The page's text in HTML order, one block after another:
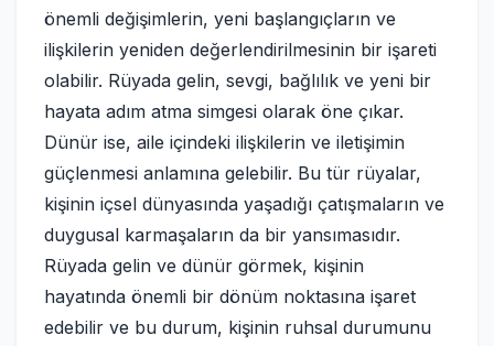
önemli değişimlerin, yeni başlangıçların ve
ilişkilerin yeniden değerlendirilmesinin bir işareti
olabilir. Rüyada gelin, sevgi, bağlılık ve yeni bir
hayata adım atma simgesi olarak öne çıkar.
Dünür ise, aile içindeki ilişkilerin ve iletişimin
güçlenmesi anlamına gelebilir. Bu tür rüyalar,
kişinin içsel dünyasında yaşadığı çatışmaların ve
duygusal karmaşaların da bir yansımasıdır.
Rüyada gelin ve dünür görmek, kişinin
hayatında önemli bir dönüm noktasına işaret
edebilir ve bu durum, kişinin ruhsal durumunu